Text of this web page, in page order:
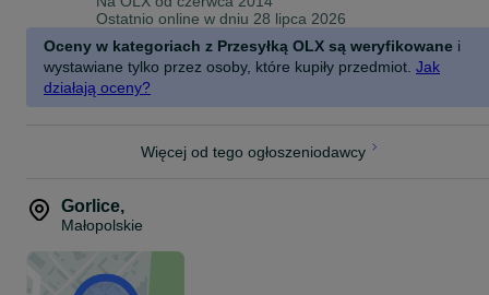
Ostatnio online w dniu 28 lipca 2026
Oceny w kategoriach z Przesyłką OLX są weryfikowane i
wystawiane tylko przez osoby, które kupiły przedmiot. Jak
działają oceny?
Więcej od tego ogłoszeniodawcy
Gorlice,
Małopolskie